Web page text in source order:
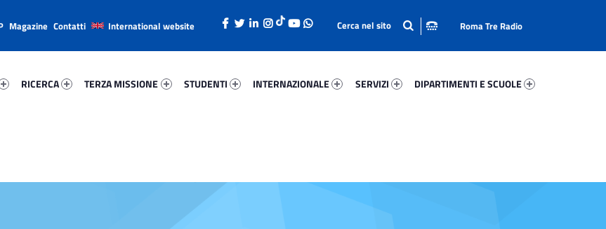
RICERCA
TERZA MISSIONE
STUDENTI
INTERNAZIONALE
SERVIZI
DIPARTIMENTI E SCUOLE
Magazine Contatti International website Roma Tre Radio